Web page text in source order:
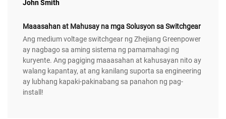
John Smith
Maaasahan at Mahusay na mga Solusyon sa Switchgear
Ang medium voltage switchgear ng Zhejiang Greenpower
ay nagbago sa aming sistema ng pamamahagi ng
kuryente. Ang pagiging maaasahan at kahusayan nito ay
walang kapantay, at ang kanilang suporta sa engineering
ay lubhang kapaki-pakinabang sa panahon ng pag-
install!